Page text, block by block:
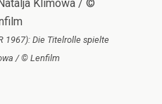
1967): Die Titelrolle spielte
/ © Lenfilm